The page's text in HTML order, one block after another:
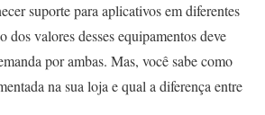
suporte para aplicativos em diferentes
dos valores desses equipamentos deve
por ambas. Mas, você sabe como
na sua loja e qual a diferença entre